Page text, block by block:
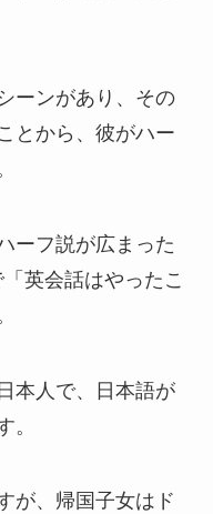
ーンがあり、その
とから、彼がハー
ーフ説が広まった
英会話はやったこ
本人で、日本語が
。
が、帰国子女はド